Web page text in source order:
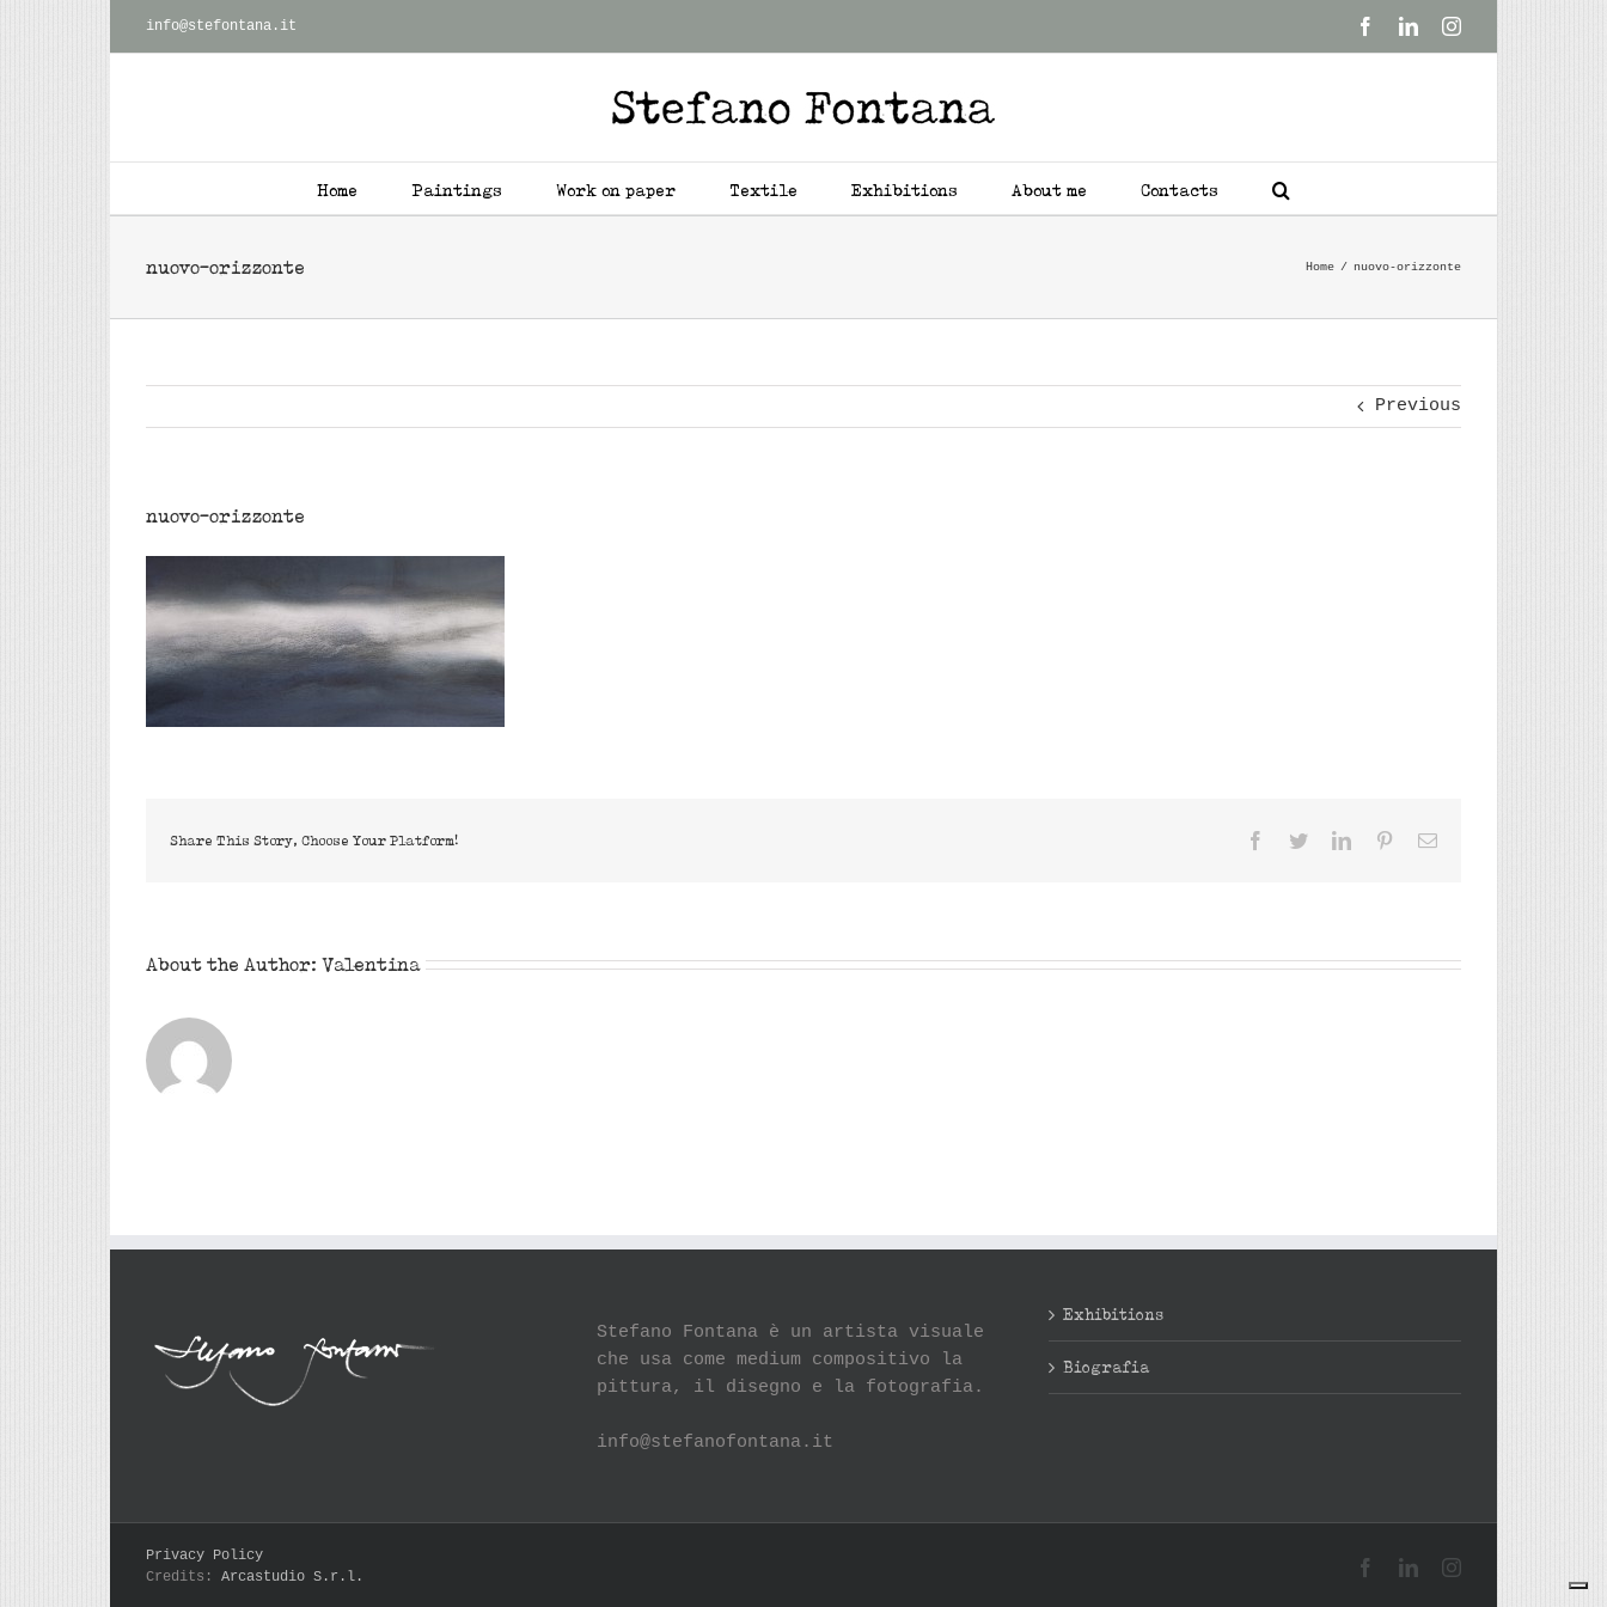
info@stefontana.it FacebookLinkedInInstagram
Home Paintings Work on paper Textile Exhibitions About me Contacts
nuovo-orizzonte Home nuovo-orizzonte
Previous
nuovo-orizzonte
Share This Story, Choose Your Platform! Facebook
TwitterLinkedInPinterestEmail
About the Author: Valentina
Stefano Fontana è un artista visuale
che usa come medium compositivo la
pittura, il disegno e la fotografia.
info@stefanofontana.it
Exhibitions
Biografia
Privacy Policy
Credits: Arcastudio S.r.l.
FacebookLinkedInInstagram